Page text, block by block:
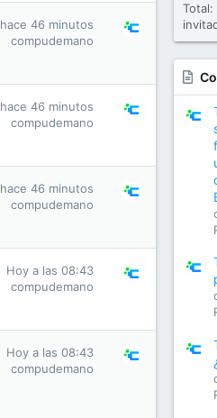
hace 46 minutos
compudemano
hace 46 minutos
compudemano
hace 46 minutos
compudemano
Hoy a las 08:43
compudemano
Hoy a las 08:43
compudemano
Total: